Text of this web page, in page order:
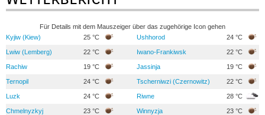
Für Details mit dem Mauszeiger über das zugehörige Icon gehen
Kyjiw (Kiew)
25 °C Ushhorod 24 °C
Lwiw (Lemberg) 22 °C Iwano-Frankiwsk 22 °C
Rachiw 19 °C Jassinja 19 °C
Ternopil 24 °C Tscherniwzi (Czernowitz) 22 °C
Luzk 24 °C Riwne 28 °C
Chmelnyzkyj 23 °C Winnyzja 23 °C